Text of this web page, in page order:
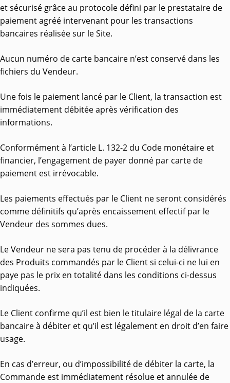
et sécurisé grâce au protocole défini par le prestataire de
paiement agréé intervenant pour les transactions
bancaires réalisée sur le Site.
Aucun numéro de carte bancaire n’est conservé dans les
fichiers du Vendeur.
Une fois le paiement lancé par le Client, la transaction est
immédiatement débitée après vérification des
informations.
Conformément à l’article L. 132-2 du Code monétaire et
financier, l’engagement de payer donné par carte de
paiement est irrévocable.
Les paiements effectués par le Client ne seront considérés
comme définitifs qu’après encaissement effectif par le
Vendeur des sommes dues.
Le Vendeur ne sera pas tenu de procéder à la délivrance
des Produits commandés par le Client si celui-ci ne lui en
paye pas le prix en totalité dans les conditions ci-dessus
indiquées.
Le Client confirme qu’il est bien le titulaire légal de la carte
bancaire à débiter et qu’il est légalement en droit d’en faire
usage.
En cas d’erreur, ou d’impossibilité de débiter la carte, la
Commande est immédiatement résolue et annulée de